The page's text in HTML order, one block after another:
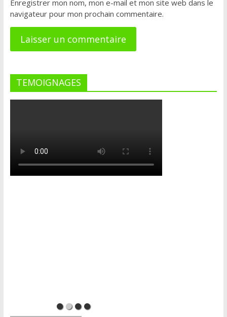
Enregistrer mon nom, mon e-mail et mon site web dans le
navigateur pour mon prochain commentaire.
TEMOIGNAGES